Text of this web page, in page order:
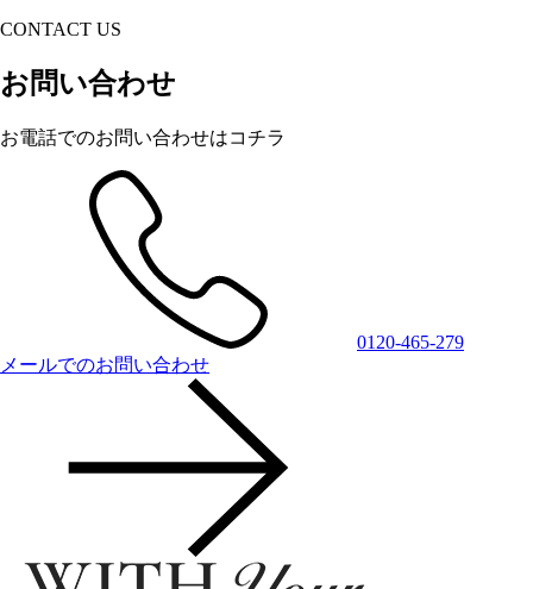
CONTACT US
お問い合わせ
お電話でのお問い合わせはコチラ
0120-465-279
メールでのお問い合わせ